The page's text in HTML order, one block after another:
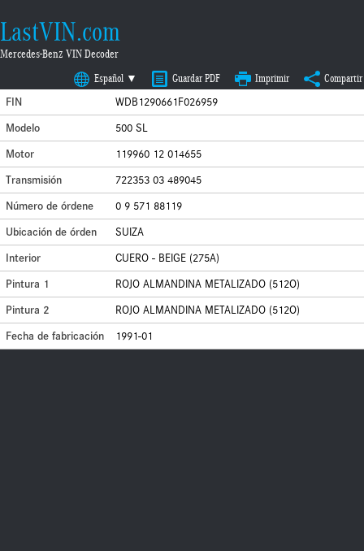
LastVIN.com
Mercedes-Benz VIN Decoder
Español ▼ Guardar PDF Imprimir Compartir
FIN
WDB1290661F026959
Modelo
500 SL
Motor
119960 12 014655
Transmisión
722353 03 489045
Número de órdene
0 9 571 88119
Ubicación de órden
SUIZA
Interior
CUERO - BEIGE (275A)
Pintura 1
ROJO ALMANDINA METALIZADO (512O)
Pintura 2
ROJO ALMANDINA METALIZADO (512O)
Fecha de fabricación
1991-01